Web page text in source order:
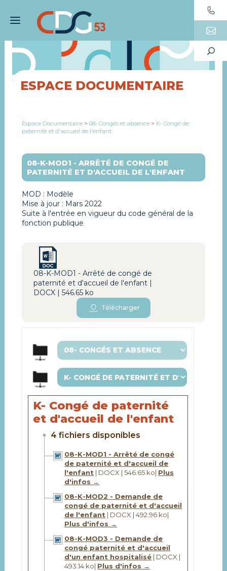
ESPACE DOCUMENTAIRE
Espace Documentaire > 08- Congés et absence > K- Congé de
paternité et d'accueil de l'enfant
08-K-MOD1 - ARRÊTÉ DE CONGÉ DE
PATERNITÉ ET D'ACCUEIL DE L'ENFANT
MOD : Modèle
Mise à jour : Mars 2022
Suite à l'entrée en vigueur du code général de la
fonction publique
08-K-MOD1 - Arrêté de congé de
paternité et d'accueil de l'enfant |
DOCX | 546.65 ko
Télécharger
K- Congé de paternité
et d'accueil de l'enfant
4 fichiers disponibles
08-K-MOD1 - Arrêté de congé
de paternité et d'accueil de
l'enfant | DOCX | 546.65 ko| Plus
d'infos →
08-K-MOD2 - Demande de
congé de paternité et d'accueil
de l'enfant | DOCX | 492.96 ko|
Plus d'infos →
08-K-MOD3 - Demande de
congé paternité et d'accueil
d'un enfant hospitalisé | DOCX |
493.14 ko| Plus d'infos →